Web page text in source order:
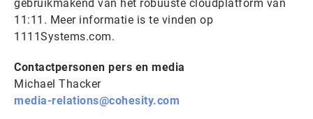
gebruikmakend van het robuuste cloudplatform van
11:11. Meer informatie is te vinden op
1111Systems.com.
Contactpersonen pers en media
Michael Thacker
media-relations@cohesity.com